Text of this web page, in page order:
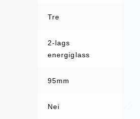
Tre
2-lags
energiglass
95mm
Nei